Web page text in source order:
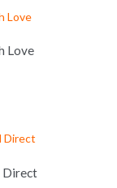
Love
Direct